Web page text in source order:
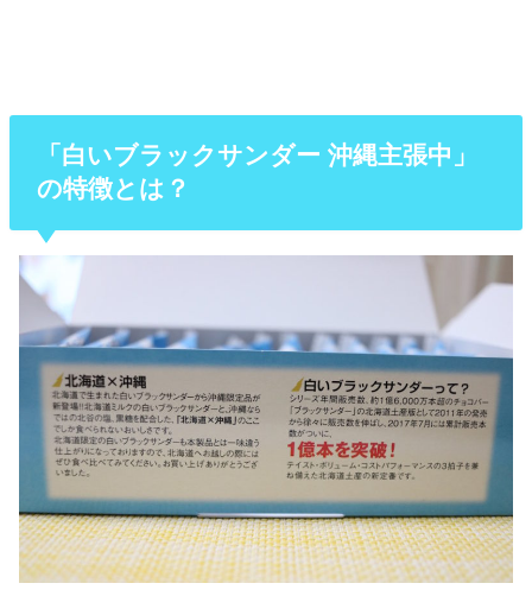
「白いブラックサンダー 沖縄主張中」
の特徴とは？